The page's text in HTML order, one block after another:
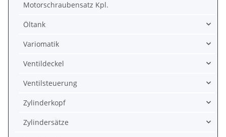
Motorschraubensatz Kpl.
Öltank
Variomatik
Ventildeckel
Ventilsteuerung
Zylinderkopf
Zylindersätze